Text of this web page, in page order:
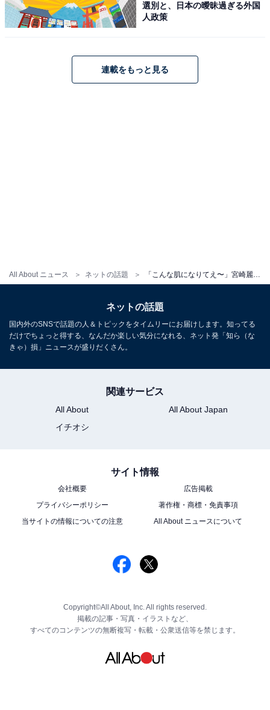
All About ニュース ネットの話題
選別と、日本の曖昧過ぎる外国
人政策
連載をもっと見る
ネットの話題
国内外のSNSで話題の人＆トピックをタイムリーにお届けします。知ってる
だけでちょっと得する、なんだか楽しい気分になれる、ネット発「知ら（な
きゃ）損」ニュースが盛りだくさん。
関連サービス
All About
All About Japan
イチオシ
サイト情報
会社概要
広告掲載
プライバシーポリシー
著作権・商標・免責事項
当サイトの情報についての注意
All About ニュースについて
Copyright©All About, Inc. All rights reserved.
掲載の記事・写真・イラストなど、
すべてのコンテンツの無断複写・転載・公衆送信等を禁じます。